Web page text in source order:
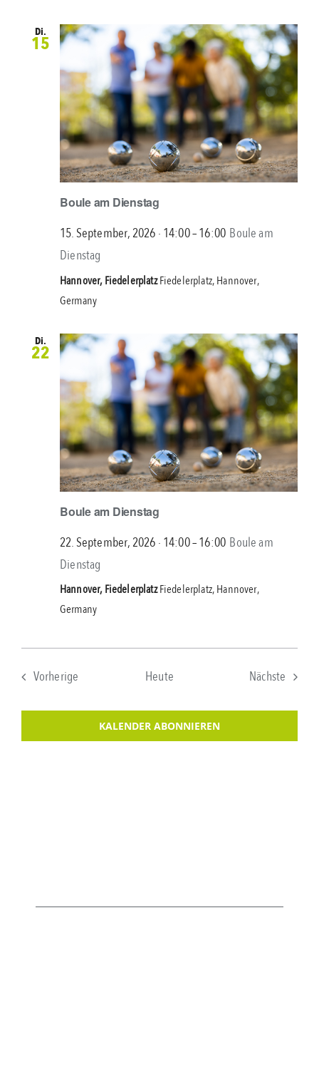
Wülfel,
Seelhorst
Di.
15
Boule am Dienstag
15. September, 2026 ∙ 14:00–16:00 Boule am
Dienstag
Hannover, FiedelerplatzFiedelerplatz, Hannover,
Germany
Di.
22
Boule am Dienstag
22. September, 2026 ∙ 14:00–16:00 Boule am
Dienstag
Hannover, FiedelerplatzFiedelerplatz, Hannover,
Germany
Vorherige VeranstaltungenHeute Nächste
KALENDER ABONNIEREN